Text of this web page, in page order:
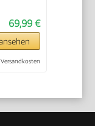
69,99 €